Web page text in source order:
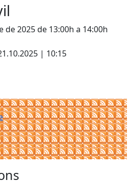
de 2025 de 13:00h a 14:00h
| 10:15